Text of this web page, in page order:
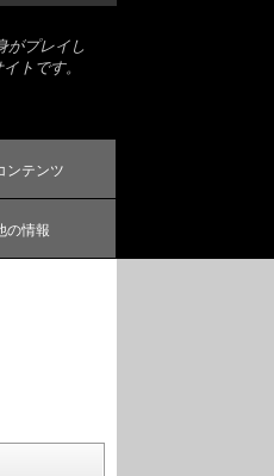
がプレイし
トです。
ンテンツ
の情報